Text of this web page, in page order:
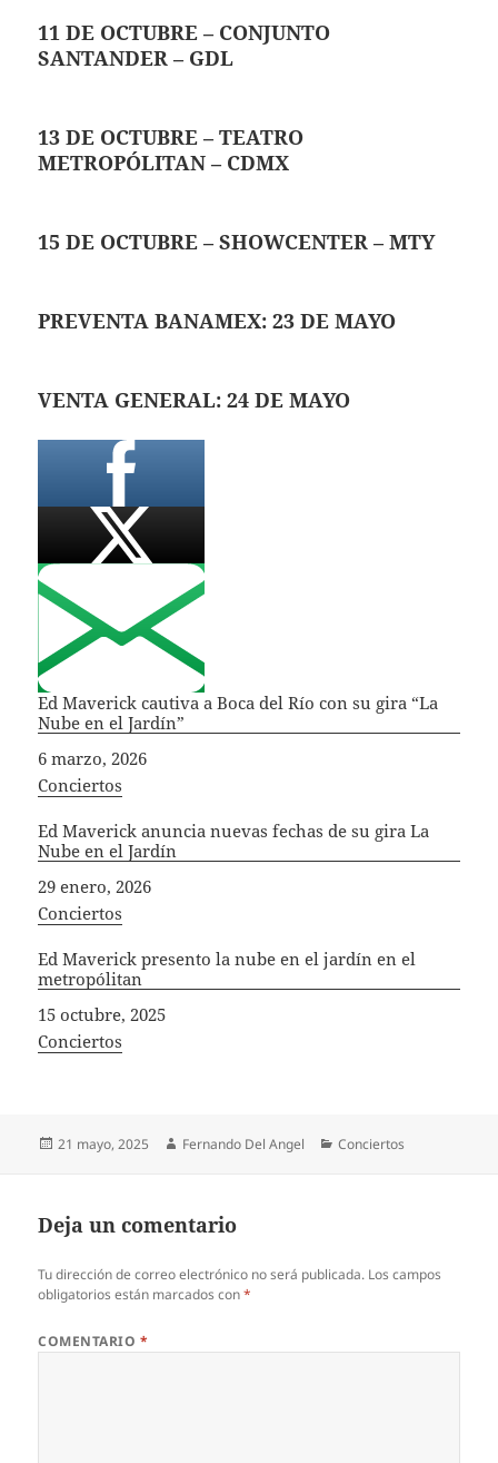
11 DE OCTUBRE – CONJUNTO
SANTANDER – GDL
13 DE OCTUBRE – TEATRO
METROPÓLITAN – CDMX
15 DE OCTUBRE – SHOWCENTER – MTY
PREVENTA BANAMEX: 23 DE MAYO
VENTA GENERAL: 24 DE MAYO
Ed Maverick cautiva a Boca del Río con su gira “La
Nube en el Jardín”
Fecha
6 marzo, 2026
In relation to
Conciertos
Ed Maverick anuncia nuevas fechas de su gira La
Nube en el Jardín
Fecha
29 enero, 2026
In relation to
Conciertos
Ed Maverick presento la nube en el jardín en el
metropólitan
Fecha
15 octubre, 2025
In relation to
Conciertos
Publicado
21 mayo, 2025 Autor
Fernando Del Angel Categorías
Conciertos
Deja un comentario
Tu dirección de correo electrónico no será publicada. Los campos
obligatorios están marcados con*
COMENTARIO *